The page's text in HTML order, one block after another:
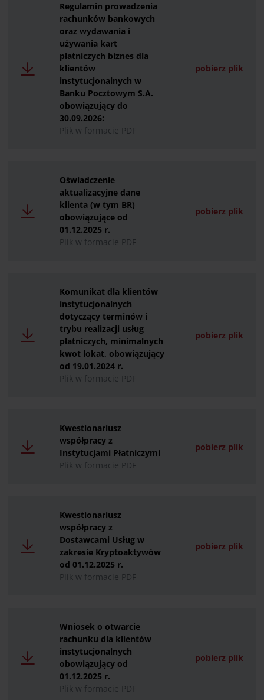
Regulamin prowadzenia
rachunków bankowych
oraz wydawania i
używania kart
płatniczych biznes dla
klientów
instytucjonalnych w
Banku Pocztowym S.A.
obowiązujący do
30.09.2026:
Plik w formacie PDF
pobierz plik
Oświadczenie
aktualizacyjne dane
klienta (w tym BR)
obowiązujące od
01.12.2025 r.
Plik w formacie PDF
pobierz plik
Komunikat dla klientów
instytucjonalnych
dotyczący terminów i
trybu realizacji usług
płatniczych, minimalnych
kwot lokat, obowiązujący
od 19.01.2024 r.
Plik w formacie PDF
pobierz plik
Kwestionariusz
współpracy z
Instytucjami Płatniczymi
Plik w formacie PDF
pobierz plik
Kwestionariusz
współpracy z
Dostawcami Usług w
zakresie Kryptoaktywów
od 01.12.2025 r.
Plik w formacie PDF
pobierz plik
Wniosek o otwarcie
rachunku dla klientów
instytucjonalnych
obowiązujący od
01.12.2025 r.
Plik w formacie PDF
pobierz plik